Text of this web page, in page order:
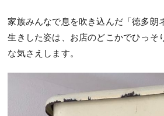
家族みんなで息を吹き込んだ「徳多朗
生きした姿は、お店のどこかでひっそ
な気さえします。